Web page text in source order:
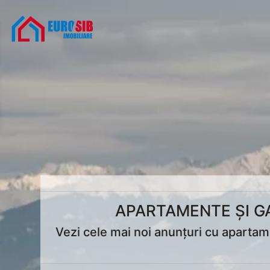
APARTAMENTE ȘI
Vezi cele mai noi anunțuri cu